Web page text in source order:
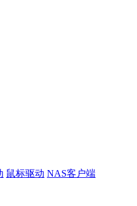
鼠标驱动 NAS客户端